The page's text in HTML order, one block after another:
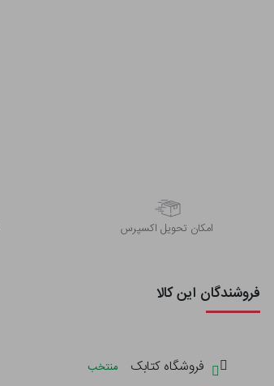
اﻣﮑﺎن ﺗﺤﻮﯾﻞ اﮐﺴﭙﺮس
فروشندگان این کالا
فروشگاه کتابک
منتخب